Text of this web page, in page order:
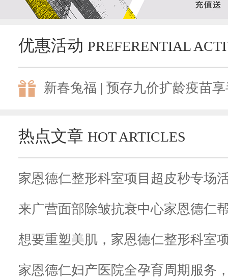
优惠活动 PREFERENTIAL
新春兔福 | 预存九价扩龄疫苗
热点文章 HOT ARTICLES
来广营面部除皱抗衰中心家恩德仁
想要重塑美肌，家恩德仁整形科室
家恩德仁妇产医院全孕育周期服务